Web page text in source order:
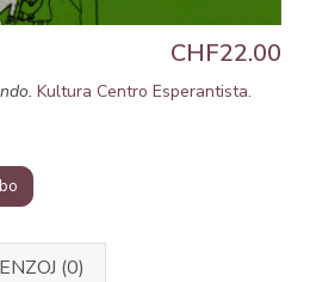
CHF22.00
Kultura Centro Esperantista.
(0)